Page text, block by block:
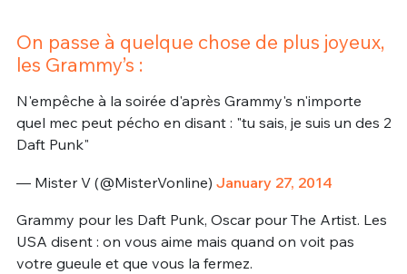
On passe à quelque chose de plus joyeux,
les Grammy’s :
N'empêche à la soirée d'après Grammy's n'importe
quel mec peut pécho en disant : "tu sais, je suis un des 2
Daft Punk"
— Mister V (@MisterVonline) January 27, 2014
Grammy pour les Daft Punk, Oscar pour The Artist. Les
USA disent : on vous aime mais quand on voit pas
votre gueule et que vous la fermez.